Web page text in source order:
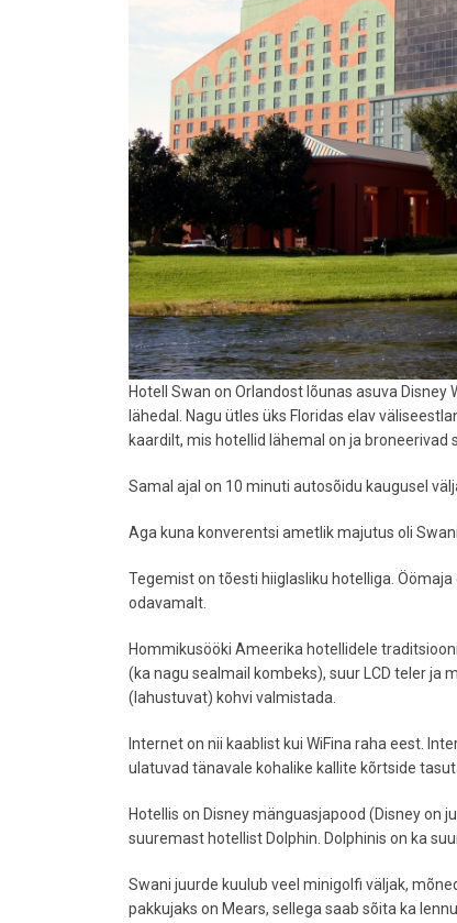
Hotell Swan on Orlandost lõunas asuva
lähedal. Nagu ütles üks Floridas elav
kaardilt, mis hotellid lähemal on ja broneerivad
Samal ajal on 10 minuti autosõidu kaugusel
Aga kuna konverentsi ametlik majutus oli
Tegemist on tõesti hiiglasliku hotelliga.
odavamalt.
Hommikusööki Ameerika hotellidele
(ka nagu sealmail kombeks), suur LCD teler ja
(lahustuvat) kohvi valmistada.
Internet on nii kaablist kui WiFina raha eest.
ulatuvad tänavale kohalike kallite kõrtside
Hotellis on Disney mänguasjapood (Disney on
suuremast hotellist Dolphin. Dolphinis on ka
Swani juurde kuulub veel minigolfi väljak,
pakkujaks on Mears, sellega saab sõita ka